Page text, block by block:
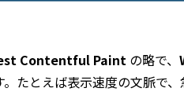
Contentful Paint の略で、
。たとえば表示速度の文脈で